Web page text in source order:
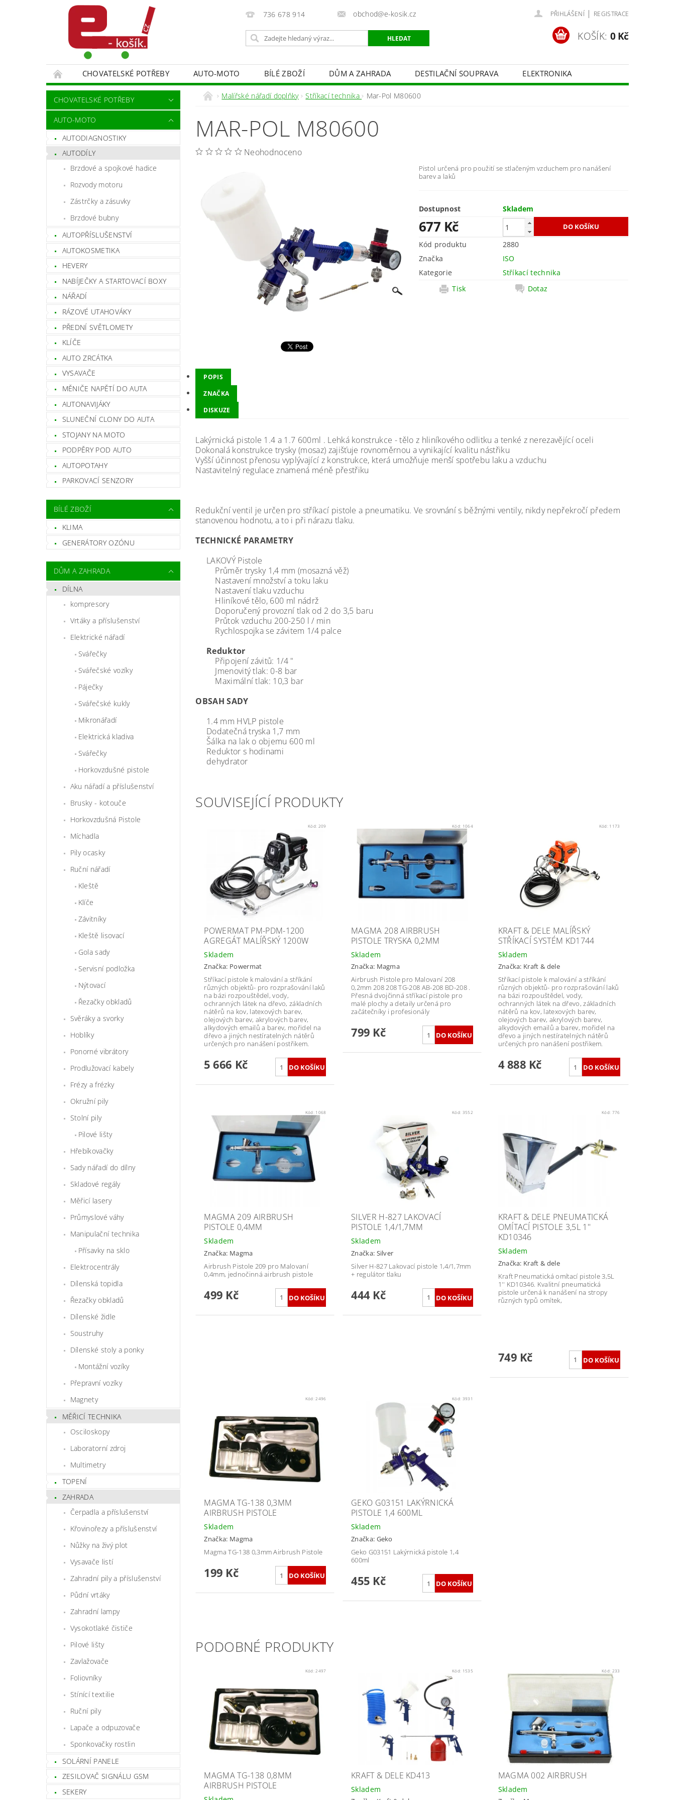
736 678 914 obchod@e-kosik.cz PŘIHLÁŠENÍ | REGISTRACE
KOŠÍK: 0 Kč
CHOVATELSKÉ POTŘEBY AUTO-MOTO BÍLÉ ZBOŽÍ DŮM A ZAHRADA DESTILAČNÍ SOUPRAVA
ELEKTRONIKA
MALÍŘSKÉ NÁŘADÍ DOPLŇKY
MONITOROVACÍ TECHNIKA A ALARMY OSVĚTLENÍ
STUDIOVÁ FOTOTECHNIKA
SPORT A TURISTIKA
DĚTSKÉ ZBOŽÍ
CHOVATELSKÉ POTŘEBY
AUTO-MOTO
AUTODIAGNOSTIKY
AUTODÍLY
Brzdové a spojkové hadice
Rozvody motoru
Zástrčky a zásuvky
Brzdové bubny
AUTOPŘÍSLUŠENSTVÍ
AUTOKOSMETIKA
HEVERY
NABÍJEČKY A STARTOVACÍ BOXY
NÁŘADÍ
RÁZOVÉ UTAHOVÁKY
PŘEDNÍ SVĚTLOMETY
KLÍČE
AUTO ZRCÁTKA
VYSAVAČE
MĚNIČE NAPĚTÍ DO AUTA
AUTONAVIJÁKY
SLUNEČNÍ CLONY DO AUTA
STOJANY NA MOTO
PODPĚRY POD AUTO
AUTOPOTAHY
PARKOVACÍ SENZORY
BÍLÉ ZBOŽÍ
KLIMA
GENERÁTORY OZÓNU
DŮM A ZAHRADA
DÍLNA
kompresory
Vrtáky a příslušenství
Elektrické nářadí
Svářečky
Svářečské vozíky
Páječky
Svářečské kukly
Mikronářadí
Elektrická kladiva
Svářečky
Horkovzdušné pistole
Aku nářadí a příslušenství
Brusky - kotouče
Horkovzdušná Pistole
Míchadla
Pily ocasky
Ruční nářadí
Kleště
Klíče
Závitníky
Kleště lisovací
Gola sady
Servisní podložka
Nýtovací
Řezačky obkladů
Svěráky a svorky
Hoblíky
Ponorné vibrátory
Prodlužovací kabely
Frézy a frézky
Okružní pily
Stolní pily
Pilové lišty
Hřebíkovačky
Sady nářadí do dílny
Skladové regály
Měřicí lasery
Průmyslové váhy
Manipulační technika
Přísavky na sklo
Elektrocentrály
Dílenská topidla
Řezačky obkladů
Dílenské židle
Soustruhy
Dílenské stoly a ponky
Montážní vozíky
Přepravní vozíky
Magnety
MĚŘICÍ TECHNIKA
Osciloskopy
Laboratorní zdroj
Multimetry
TOPENÍ
ZAHRADA
Čerpadla a příslušenství
Křovinořezy a příslušenství
Nůžky na živý plot
Vysavače listí
Zahradní pily a příslušenství
Půdní vrtáky
Zahradní lampy
Vysokotlaké čističe
Pilové lišty
Zavlažovače
Foliovníky
Stínící textilie
Ruční pily
Lapače a odpuzovače
Sponkovačky rostlin
SOLÁRNÍ PANELE
ZESILOVAČ SIGNÁLU GSM
SEKERY
Malířské nářadí doplňky Stříkací technika Mar-Pol M80600
MAR-POL M80600
Neohodnoceno
Pistol určená pro použití se stlačeným vzduchem pro nanášení
barev a laků
Dostupnost Skladem
677 Kč
Kód produktu
2880
Značka
ISO
Kategorie
Stříkací technika
Tisk
Dotaz
POPIS
ZNAČKA
DISKUZE
Lakýrnická pistole 1.4 a 1.7 600ml . Lehká konstrukce - tělo z hliníkového odlitku a tenké z nerezavějící oceli
Dokonalá konstrukce trysky (mosaz) zajišťuje rovnoměrnou a vynikající kvalitu nástřiku
Vyšší účinnost přenosu vyplývající z konstrukce, která umožňuje menší spotřebu laku a vzduchu
Nastavitelný regulace znamená méně přestřiku
Redukční ventil je určen pro stříkací pistole a pneumatiku. Ve srovnání s běžnými ventily, nikdy nepřekročí předem
stanovenou hodnotu, a to i při nárazu tlaku.
TECHNICKÉ PARAMETRY
LAKOVÝ Pistole
Průměr trysky 1,4 mm (mosazná věž)
Nastavení množství a toku laku
Nastavení tlaku vzduchu
Hliníkové tělo, 600 ml nádrž
Doporučený provozní tlak od 2 do 3,5 baru
Průtok vzduchu 200-250 l / min
Rychlospojka se závitem 1/4 palce
Reduktor
Připojení závitů: 1/4 "
Jmenovitý tlak: 0-8 bar
Maximální tlak: 10,3 bar
OBSAH SADY
1.4 mm HVLP pistole
Dodatečná tryska 1,7 mm
Šálka na lak o objemu 600 ml
Reduktor s hodinami
dehydrator
SOUVISEJÍCÍ PRODUKTY
Kód: 209
POWERMAT PM-PDM-1200
AGREGÁT MALÍŘSKÝ 1200W
Skladem
Značka: Powermat
Stříkací pistole k malování a stříkání
různých objektů- pro rozprašování laků
na bázi rozpouštědel, vody,
ochranných látek na dřevo, základních
nátěrů na kov, latexových barev,
olejových barev, akrylových barev,
alkydových emailů a barev, mořidel na
dřevo a jiných nestíratelných nátěrů
určených pro nanášení postřikem.
5 666 Kč
Kód: 1064
MAGMA 208 AIRBRUSH
PISTOLE TRYSKA 0,2MM
Skladem
Značka: Magma
Airbrush Pistole pro Malovaní 208
0,2mm 208 208 TG-208 AB-208 BD-208 .
Přesná dvojčinná stříkací pistole pro
malé plochy a detaily určená pro
začátečníky i profesionály
799 Kč
Kód: 1173
KRAFT & DELE MALÍŘSKÝ
STŘÍKACÍ SYSTÉM KD1744
Skladem
Značka: Kraft & dele
Stříkací pistole k malování a stříkání
různých objektů- pro rozprašování laků
na bázi rozpouštědel, vody,
ochranných látek na dřevo, základních
nátěrů na kov, latexových barev,
olejových barev, akrylových barev,
alkydových emailů a barev, mořidel na
dřevo a jiných nestíratelných nátěrů
určených pro nanášení postřikem.
4 888 Kč
Kód: 1068
MAGMA 209 AIRBRUSH
PISTOLE 0,4MM
Skladem
Značka: Magma
Airbrush Pistole 209 pro Malovaní
0,4mm, jednočinná airbrush pistole
499 Kč
Kód: 3552
SILVER H-827 LAKOVACÍ
PISTOLE 1,4/1,7MM
Skladem
Značka: Silver
Silver H-827 Lakovací pistole 1,4/1,7mm
+ regulátor tlaku
444 Kč
Kód: 776
KRAFT & DELE PNEUMATICKÁ
OMÍTACÍ PISTOLE 3,5L 1''
KD10346
Skladem
Značka: Kraft & dele
Kraft Pneumatická omítací pistole 3,5L
1'' KD10346. Kvalitní pneumatická
pistole určená k nanášení na stropy
různých typů omítek,
749 Kč
Kód:2496
MAGMA TG-138 0,3MM
AIRBRUSH PISTOLE
Skladem
Značka: Magma
Magma TG-138 0,3mm Airbrush Pistole
199 Kč
Kód: 3931
GEKO G03151 LAKÝRNICKÁ
PISTOLE 1,4 600ML
Skladem
Značka: Geko
Geko G03151 Lakýrnická pistole 1,4
600ml
455 Kč
PODOBNÉ PRODUKTY
Kód:2497
MAGMA TG-138 0,8MM
AIRBRUSH PISTOLE
Kód: 1535
KRAFT & DELE KD413
Skladem
Kód: 233
MAGMA 002 AIRBRUSH
Skladem